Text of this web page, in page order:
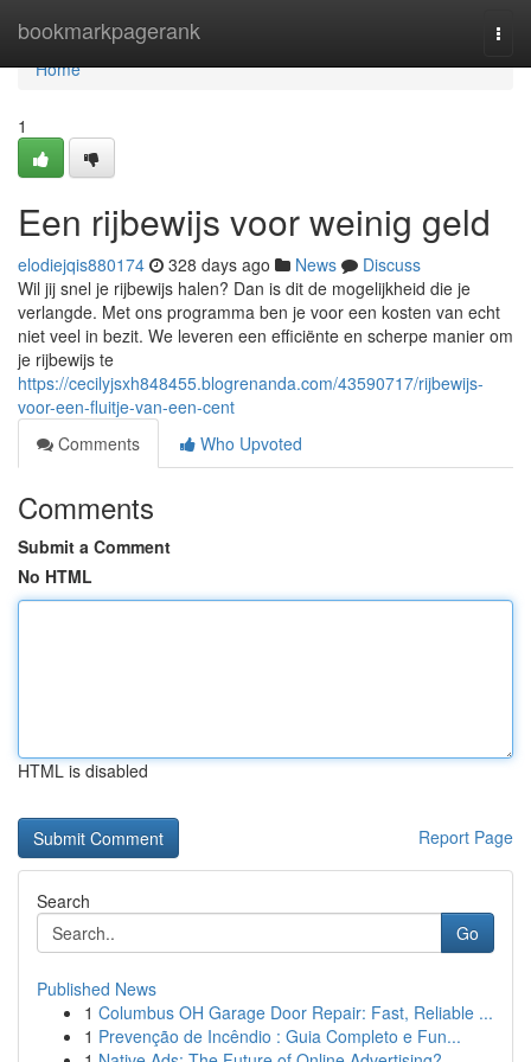
bookmarkpagerank
Home
Home
1
Een rijbewijs voor weinig geld
elodiejqis880174 328 days ago News
Discuss
Wil jij snel je rijbewijs halen? Dan is dit de mogelijkheid die je
verlangde. Met ons programma ben je voor een kosten van echt
niet veel in bezit. We leveren een efficiënte en scherpe manier om
je rijbewijs te
https://cecilyjsxh848455.blogrenanda.com/43590717/rijbewijs-
voor-een-fluitje-van-een-cent
Comments
Who Upvoted
Comments
Submit a Comment
No HTML
HTML is disabled
Report Page
Search
Go
Published News
1 Columbus OH Garage Door Repair: Fast, Reliable ...
1 Prevenção de Incêndio : Guia Completo e Fun...